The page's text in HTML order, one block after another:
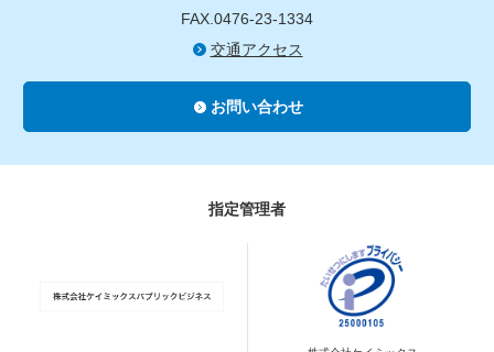
FAX.0476-23-1334
交通アクセス
お問い合わせ
指定管理者